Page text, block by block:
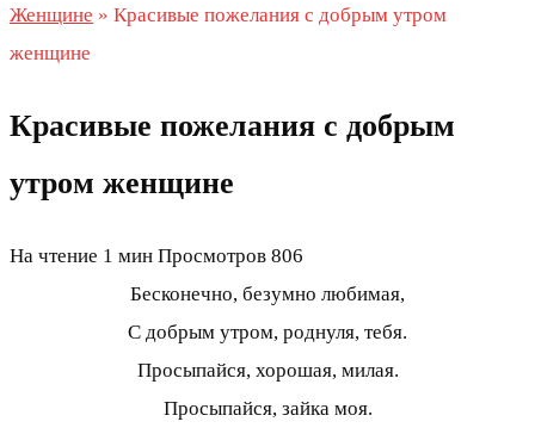
Женщине » Красивые пожелания с добрым утром
женщине
Красивые пожелания с добрым
утром женщине
На чтение 1 мин Просмотров 806
Бесконечно, безумно любимая,
С добрым утром, роднуля, тебя.
Просыпайся, хорошая, милая.
Просыпайся, зайка моя.